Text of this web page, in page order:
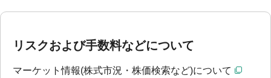
リスクおよび手数料などについて
マーケット情報(株式市況・株価検索など)について